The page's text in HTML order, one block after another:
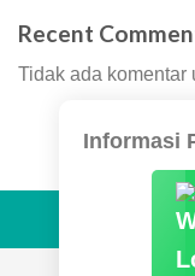
Recent
Tidak ada komentar
Informasi
Copyright